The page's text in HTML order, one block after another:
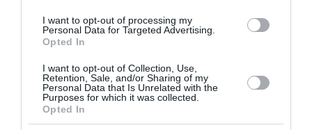
I want to opt-out of processing my
Personal Data for Targeted Advertising.
Opted In
I want to opt-out of Collection, Use,
Retention, Sale, and/or Sharing of my
Personal Data that Is Unrelated with the
Purposes for which it was collected.
Opted In
OUT OF STOCK OUT OF STOCK